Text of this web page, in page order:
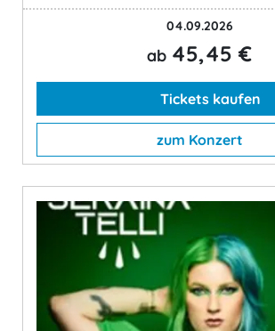
04.09.2026
ab 45,45 €
Tickets kaufen
zum Konzert